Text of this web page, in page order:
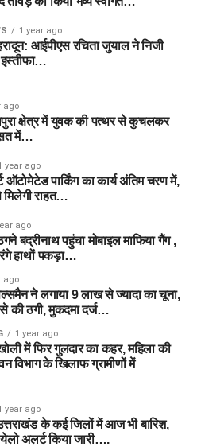
1 year ago
आईपीएस रचिता जुयाल ने निजी
इस्तीफा…
ago
क्षेत्र में युवक की पत्थर से कुचलकर
में…
year ago
ऑटोमेटेड पार्किंग का कार्य अंतिम चरण में,
राहत…
ago
बद्रीनाथ पहुंचा मोबाइल माफिया गैंग ,
हाथों पकड़ा…
ago
ने लगाया 9 लाख से ज्यादा का चूना,
की ठगी, मुकदमा दर्ज…
1 year ago
में फिर गुलदार का कहर, महिला की
विभाग के खिलाफ ग्रामीणों में
year ago
के कई जिलों में आज भी बारिश,
अलर्ट किया जारी….